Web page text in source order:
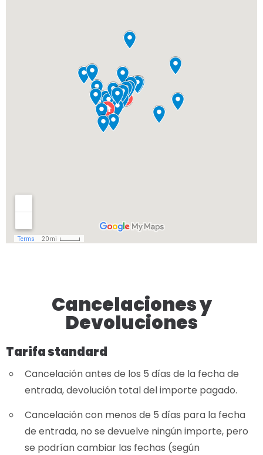
Cancelaciones y
Devoluciones
Tarifa standard
Cancelación antes de los 5 días de la fecha de
entrada, devolución total del importe pagado.
Cancelación con menos de 5 días para la fecha
de entrada, no se devuelve ningún importe, pero
se podrían cambiar las fechas (según